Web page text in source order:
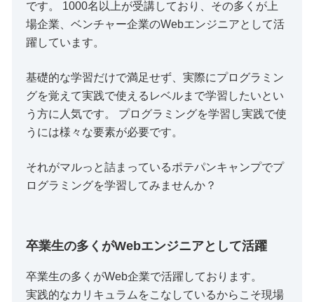
です。 1000名以上が受講しており、その多くが上
場企業、ベンチャー企業のWebエンジニアとして活
躍しています。
基礎的な学習だけで満足せず、実際にプログラミン
グを覚えて実践で使えるレベルまで学習したいとい
う方に人気です。 プログラミングを学習し実践で使
うには様々な要素が必要です。
それがマルっと詰まっているポテパンキャンプでプ
ログラミングを学習してみませんか？
卒業生の多くがWebエンジニアとして活躍
卒業生の多くがWeb企業で活躍しております。
実践的なカリキュラムをこなしているからこそ現場